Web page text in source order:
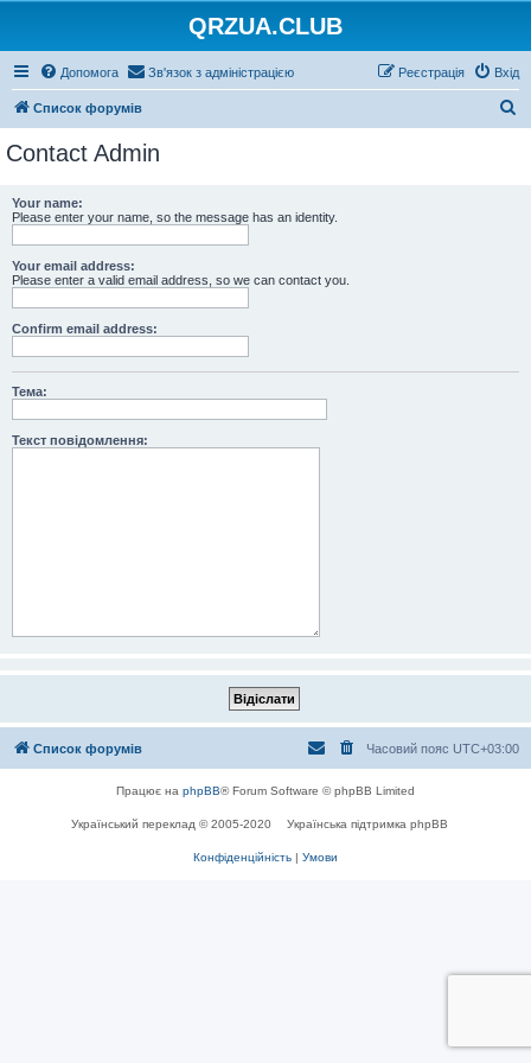
QRZUA.CLUB
Допомога Зв'язок з адміністрацією Вхід
Реєстрація
Список форумів
Contact Admin
Your name:
Please enter your name, so the message has an identity.
Your email address:
Please enter a valid email address, so we can contact you.
Confirm email address:
Тема:
Текст повідомлення:
Список форумів Часовий пояс UTC+03:00
Працює на phpBB® Forum Software © phpBB Limited
Український переклад © 2005-2020 Українська підтримка phpBB
Конфіденційність | Умови